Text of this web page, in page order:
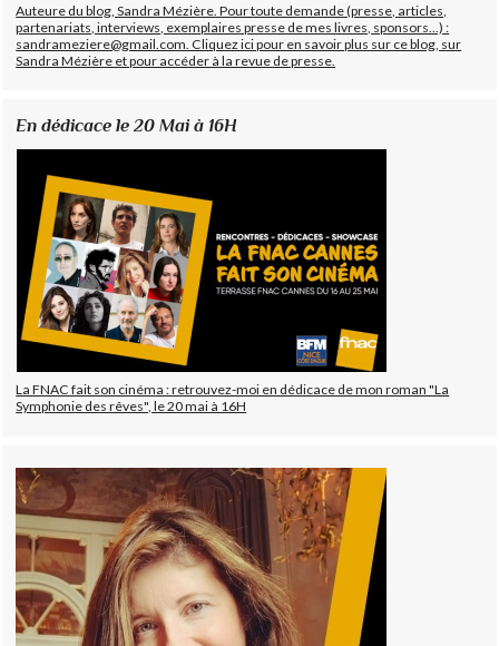
Auteure du blog, Sandra Mézière. Pour toute demande (presse, articles,
partenariats, interviews, exemplaires presse de mes livres, sponsors...) :
sandrameziere@gmail.com. Cliquez ici pour en savoir plus sur ce blog, sur
Sandra Mézière et pour accéder à la revue de presse.
En dédicace le 20 Mai à 16H
La FNAC fait son cinéma : retrouvez-moi en dédicace de mon roman "La
Symphonie des rêves", le 20 mai à 16H